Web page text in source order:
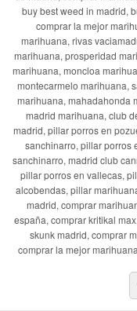
buy best weed in madrid,
comprar la mejor
marihuana, rivas
marihuana, prosperidad
marihuana, moncloa
montecarmelo marihuana,
marihuana, mahadahonda
madrid marihuana, club
madrid, pillar porros en
sanchinarro, pillar porros
sanchinarro, madrid club
pillar porros en vallecas,
alcobendas, pillar
madrid, comprar
españa, comprar kritikal
skunk madrid, comprar
comprar la mejor